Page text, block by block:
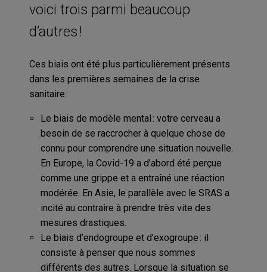
voici trois parmi beaucoup
d’autres !
Ces biais ont été plus particulièrement présents
dans les premières semaines de la crise
sanitaire :
Le biais de modèle mental : votre cerveau a
besoin de se raccrocher à quelque chose de
connu pour comprendre une situation nouvelle.
En Europe, la Covid-19 a d’abord été perçue
comme une grippe et a entraîné une réaction
modérée. En Asie, le parallèle avec le SRAS a
incité au contraire à prendre très vite des
mesures drastiques.
Le biais d’endogroupe et d’exogroupe : il
consiste à penser que nous sommes
différents des autres. Lorsque la situation se